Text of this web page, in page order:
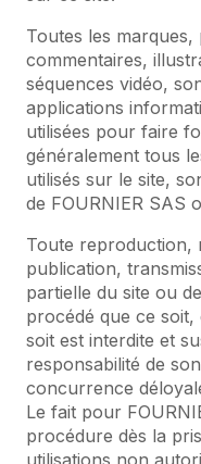
Toutes les
commentaires,
séquences vidéo,
applications
utilisées pour faire
généralement tous
utilisés sur le site,
de FOURNIER SAS
Toute reproduction,
publication,
partielle du site ou
procédé que ce
soit est interdite et
responsabilité de
concurrence
Le fait pour
procédure dès la
utilisations non